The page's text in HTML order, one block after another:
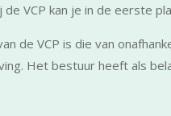
VCP kan je in de eerste
de VCP is die van
Het bestuur heeft als